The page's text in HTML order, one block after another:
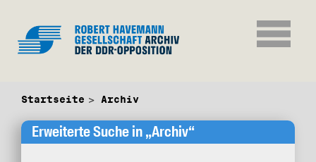
Startseite Archiv
Erweiterte Suche in „Archiv“